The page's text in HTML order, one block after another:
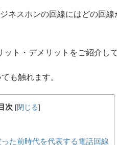
ネスホンの回線にはどの回
ト・デメリットをご紹介して
も触れます。
次 [閉じる]
た前時代を代表する電話回線